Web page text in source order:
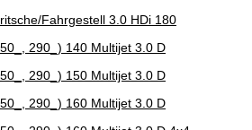
Fahrgestell 3.0 HDi 180
290_) 140 Multijet 3.0 D
290_) 150 Multijet 3.0 D
290_) 160 Multijet 3.0 D